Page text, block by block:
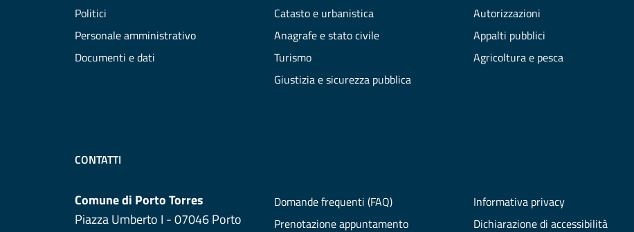
Politici
Personale amministrativo
Documenti e dati
Catasto e urbanistica
Anagrafe e stato civile
Turismo
Giustizia e sicurezza pubblica
Autorizzazioni
Appalti pubblici
Agricoltura e pesca
CONTATTI
Comune di Porto Torres
Piazza Umberto I - 07046 Porto
Domande frequenti (FAQ)
Prenotazione appuntamento
Informativa privacy
Dichiarazione di accessibilità